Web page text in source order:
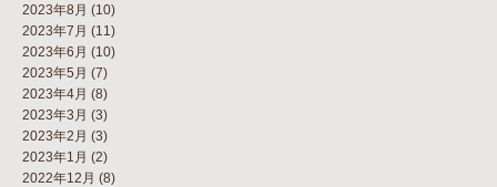
2023年8月 (10)
2023年7月 (11)
2023年6月 (10)
2023年5月 (7)
2023年4月 (8)
2023年3月 (3)
2023年2月 (3)
2023年1月 (2)
2022年12月 (8)